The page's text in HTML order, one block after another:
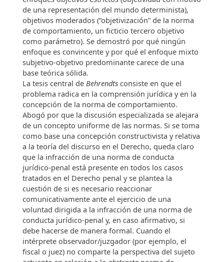
de una representación del mundo determinista),
objetivos moderados (“objetivización” de la norma
de comportamiento, un ficticio tercero objetivo
como parámetro). Se demostró por qué ningún
enfoque es convincente y por qué el enfoque mixto
subjetivo-objetivo predominante carece de una
base teórica sólida.
La tesis central de Behrendtsconsiste en que el
problema radica en la comprensión jurídica y en la
concepción de la norma de comportamiento.
Abogó por que la discusión especializada se alejara
de un concepto uniforme de las normas. Si se toma
como base una concepción constructivista y relativa
a la teoría del discurso en el Derecho, queda claro
que la infracción de una norma de conducta
jurídico-penal está presente en todos los casos
tratados en el Derecho penal y se plantea la
cuestión de si es necesario reaccionar
comunicativamente ante el ejercicio de una
voluntad dirigida a la infracción de una norma de
conducta jurídico-penal y, en caso afirmativo, si
debe hacerse de manera formal. Cuando el
intérprete observador/juzgador (por ejemplo, el
fiscal o juez) no comparte la perspectiva del sujeto